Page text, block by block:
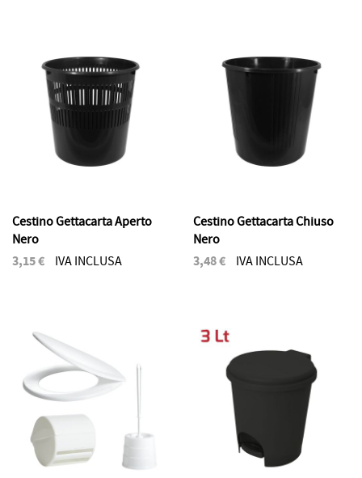
Cestino Gettacarta Aperto
Nero
3,15 € IVA INCLUSA
Cestino Gettacarta Chiuso
Nero
3,48 € IVA INCLUSA